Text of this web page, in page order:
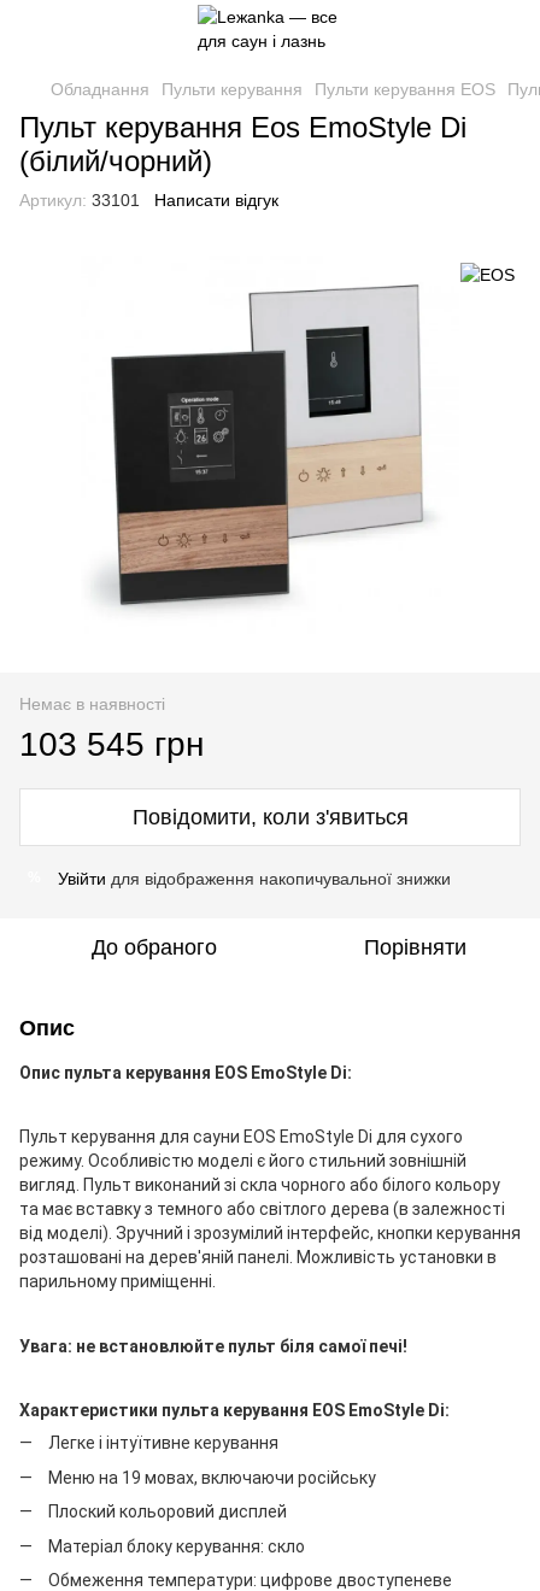
Обладнання Пульти керування Пульти керування EOS
Пульт керування Eos EmoStyle Di
(білий/чорний)
Артикул: 33101 Написати відгук
Немає в наявності
103 545 грн
Повідомити, коли з'явиться
Увійти для відображення накопичувальної знижки
До обраного Порівняти
Опис
Опис пульта керування EOS EmoStyle Di:
Пульт керування для сауни EOS EmoStyle Di для сухого
режиму. Особливістю моделі є його стильний зовнішній
вигляд. Пульт виконаний зі скла чорного або білого кольору
та має вставку з темного або світлого дерева (в залежності
від моделі). Зручний і зрозумілий інтерфейс, кнопки керування
розташовані на дерев'яній панелі. Можливість установки в
парильному приміщенні.
Увага: не встановлюйте пульт біля самої печі!
Характеристики пульта керування EOS EmoStyle Di:
Легке і інтуїтивне керування
Меню на 19 мовах, включаючи російську
Плоский кольоровий дисплей
Матеріал блоку керування: скло
Обмеження температури: цифрове двоступеневе